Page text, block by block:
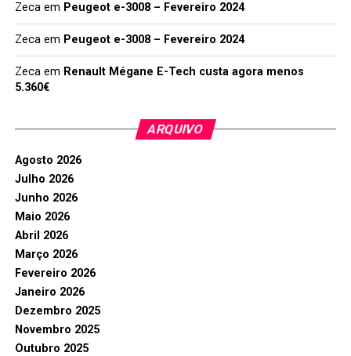
Zecaem Peugeot e-3008 – Fevereiro 2024
Zecaem Peugeot e-3008 – Fevereiro 2024
Zecaem Renault Mégane E-Tech custa agora menos
5.360€
ARQUIVO
Agosto 2026
Julho 2026
Junho 2026
Maio 2026
Abril 2026
Março 2026
Fevereiro 2026
Janeiro 2026
Dezembro 2025
Novembro 2025
Outubro 2025